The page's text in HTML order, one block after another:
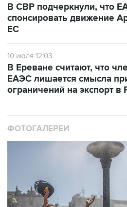
В СВР подчеркнули, что
спонсировать движение
ЕС
10 июля 12:03
В Ереване считают, что
ЕАЭС лишается смысла
ограничений на экспорт в
ФОТОГАЛЕРЕИ